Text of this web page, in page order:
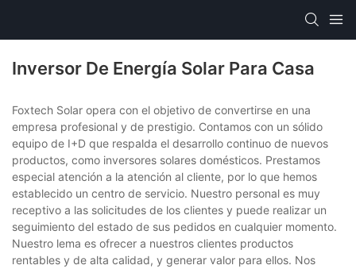
Inversor De Energía Solar Para Casa
Foxtech Solar opera con el objetivo de convertirse en una
empresa profesional y de prestigio. Contamos con un sólido
equipo de I+D que respalda el desarrollo continuo de nuevos
productos, como inversores solares domésticos. Prestamos
especial atención a la atención al cliente, por lo que hemos
establecido un centro de servicio. Nuestro personal es muy
receptivo a las solicitudes de los clientes y puede realizar un
seguimiento del estado de sus pedidos en cualquier momento.
Nuestro lema es ofrecer a nuestros clientes productos
rentables y de alta calidad, y generar valor para ellos. Nos